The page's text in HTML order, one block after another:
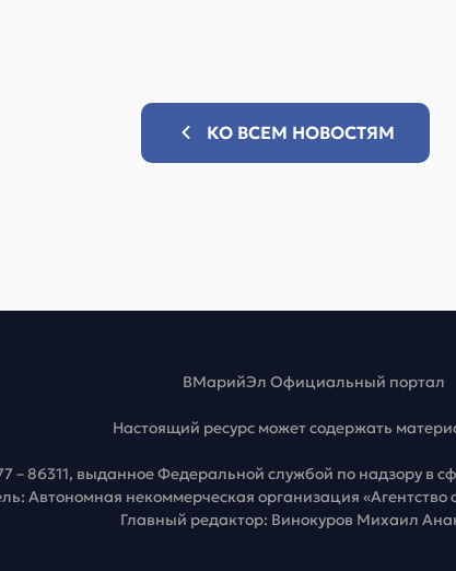
КО ВСЕМ НОВОСТЯМ
ВМарийЭл Официальный портал
Настоящий ресурс может содержать
86311, выданное Федеральной службой по надзору в
Автономная некоммерческая организация «Агентство
Главный редактор: Винокуров Михаил